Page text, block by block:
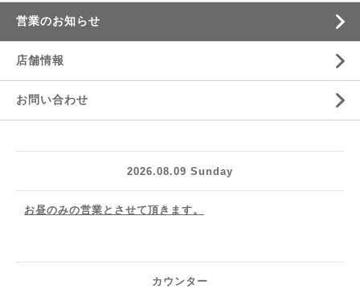
営業のお知らせ
店舗情報
お問い合わせ
2026.08.09 Sunday
お昼のみの営業とさせて頂きます。
カウンター